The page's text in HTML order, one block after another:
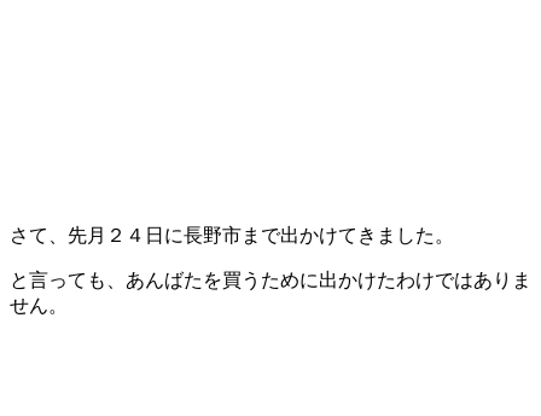
さて、先月２４日に長野市まで出かけてきました。
と言っても、あんばたを買うために出かけたわけではありま
せん。